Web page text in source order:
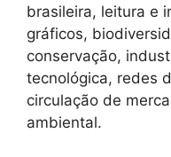
brasileira, leitura e
gráficos,
conservação,
tecnológica, redes
circulação de
ambiental.